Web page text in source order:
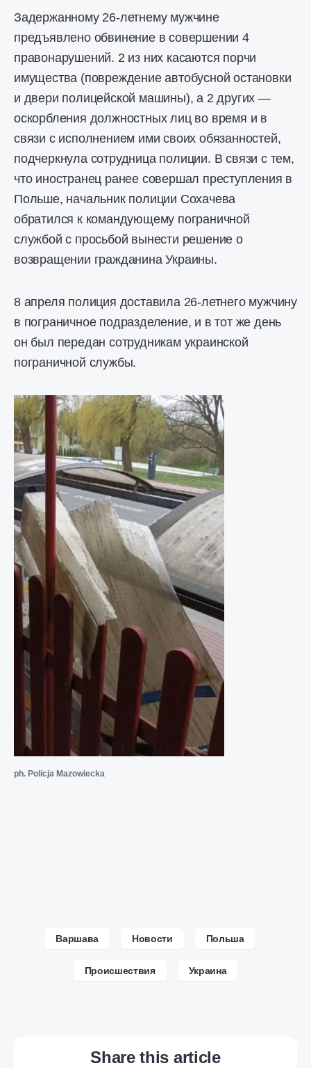
Задержанному 26-летнему мужчине
предъявлено обвинение в совершении 4
правонарушений. 2 из них касаются порчи
имущества (повреждение автобусной остановки
и двери полицейской машины), а 2 других —
оскорбления должностных лиц во время и в
связи с исполнением ими своих обязанностей,
подчеркнула сотрудница полиции. В связи с тем,
что иностранец ранее совершал преступления в
Польше, начальник полиции Сохачева
обратился к командующему пограничной
службой с просьбой вынести решение о
возвращении гражданина Украины.
8 апреля полиция доставила 26-летнего мужчину
в пограничное подразделение, и в тот же день
он был передан сотрудникам украинской
пограничной службы.
ph. Policja Mazowiecka
Варшава Новости Польша
Происшествия Украина
Share this article